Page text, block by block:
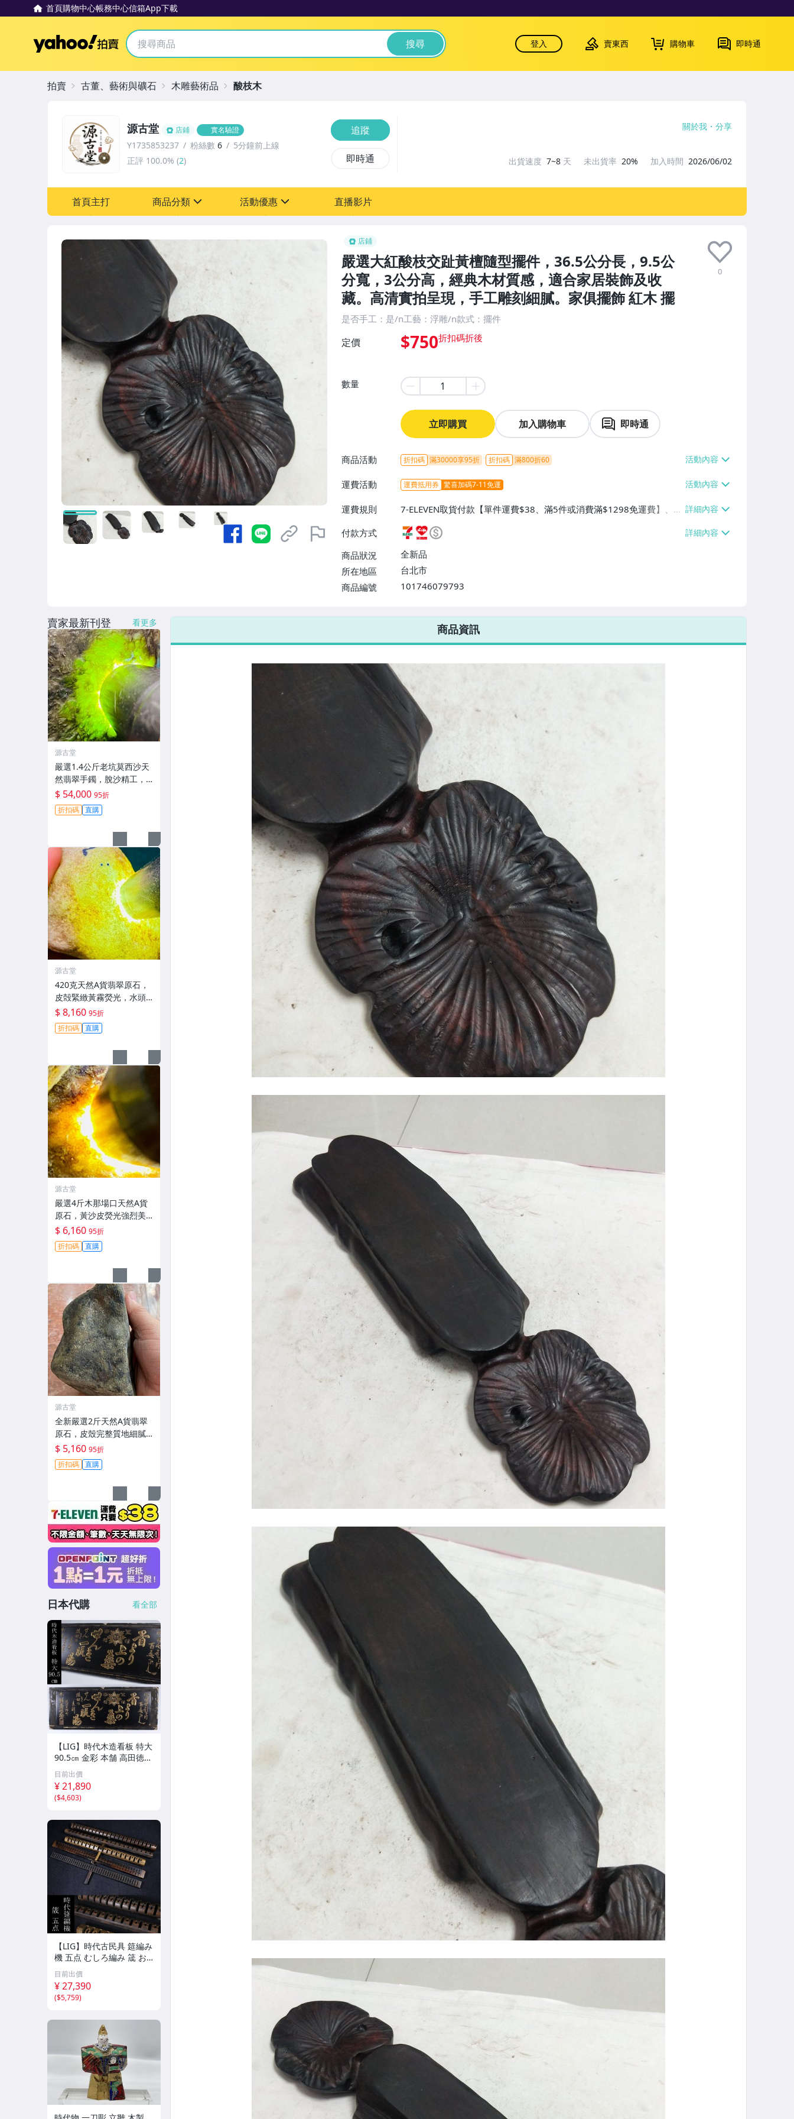
首頁購物中心帳務中心信箱App下載
Yahoo拍賣 搜尋 登入 賣東西 購物車 即時通
店鋪
嚴選大紅酸枝交趾黃檀隨型擺件，36.5公分長，9.5公
分寬，3公分高，經典木材質感，適合家居裝飾及收
藏。高清實拍呈現，手工雕刻細膩。家俱擺飾 紅木 擺
0
是否手工：是/n工藝：浮雕/n款式：擺件
定價 $750
數量
立即購買 加入購物車 即時通
商品活動 折扣碼 滿30000享95折 折扣碼 滿800折60
運費活動 運費抵用券 驚喜加碼7-11免運
運費規則
7-ELEVEN取貨付款【單件運費$38、滿5件或消費滿$1298免運費】、7-
ELEVEN取貨不付款【免運費】、萊爾富取貨付款【單件運費$60、滿5件
或消費滿$1298免運費】、宅配/貨運【單件運費$120、滿5件或消費滿
$1598免運費】
付款方式
商品狀況
全新品
所在地區
台北市
商品編號
101746079793
7-ELEVEN 運費只要38元
不限金額、筆數，筆筆優惠無限次！
源古堂 店鋪 實名驗證
Y1735853237 粉絲數 6
5分鐘前上線
正評 100.0% (2)
追蹤
即時通
關於我 分享
出貨速度 7~8 天 未出貨率 20% 加入時間 2026/06/02
首頁主打 商品分類 活動優惠 直播影片
拍賣 古董、藝術與礦石 木雕藝術品 酸枝木
商品資訊
賣家最新刊登 看更多
源古堂
嚴選1.4公斤老坑莫西沙天
然翡翠手鐲，脫沙精工，
冰凍Feel足，熒光璀璨，
保真收藏級#翡翠 #天然翡
翠 #A貨翡翠玉石
$ 54,000 95折
折扣碼 直購
源古堂
420克天然A貨翡翠原石，
皮殻緊緻黃霧熒光，水頭
佳種水足，適合手鐲掛件
把件，新料未加工，保存
完美好檢測。 天然A貨翡
$ 8,160 95折
折扣碼 直購
源古堂
嚴選4斤木那場口天然A貨
原石，黃沙皮熒光強烈美
種水手鐲掛件料子，形體
規整待工，支持檢測未動
皮殼，沙粒感足細節私
$ 6,160 95折
折扣碼 直購
源古堂
全新嚴選2斤天然A貨翡翠
原石，皮殼完整質地細膩
未開料，保存良好，適合
雕刻優美手鐲，壓手感人
品相佳 天然A貨翡翠 碧玉
$ 5,160 95折
折扣碼 直購
日本代購 看全部
【LIG】時代木造看板 特大
90.5㎝ 金彩 本舗 高田徳左
衛門 古美術品 2606.676
目前出價
¥ 21,890
($4,603)
【LIG】時代古民具 筵編み
機 五点 むしろ編み 筬 お
さ 農具 古道具 2604.458
目前出價
¥ 27,390
($5,759)